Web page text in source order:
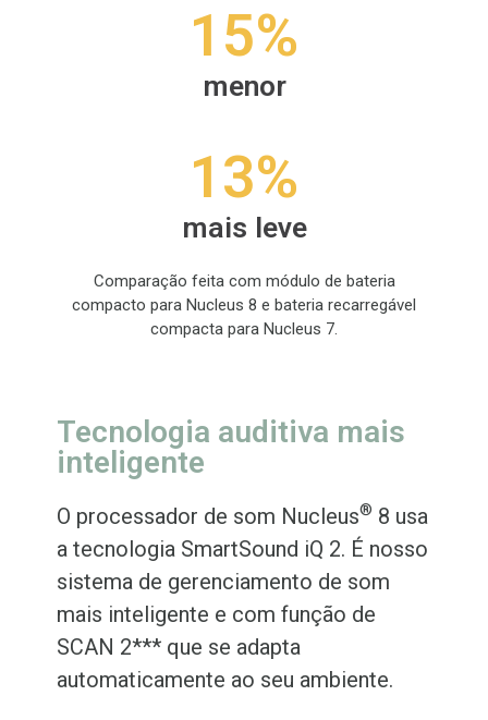
15%
menor
13%
mais leve
Comparação feita com módulo de bateria
compacto para Nucleus 8 e bateria recarregável
compacta para Nucleus 7.
Tecnologia auditiva mais
inteligente
O processador de som Nucleus® 8 usa
a tecnologia SmartSound iQ 2. É nosso
sistema de gerenciamento de som
mais inteligente e com função de
SCAN 2*** que se adapta
automaticamente ao seu ambiente.